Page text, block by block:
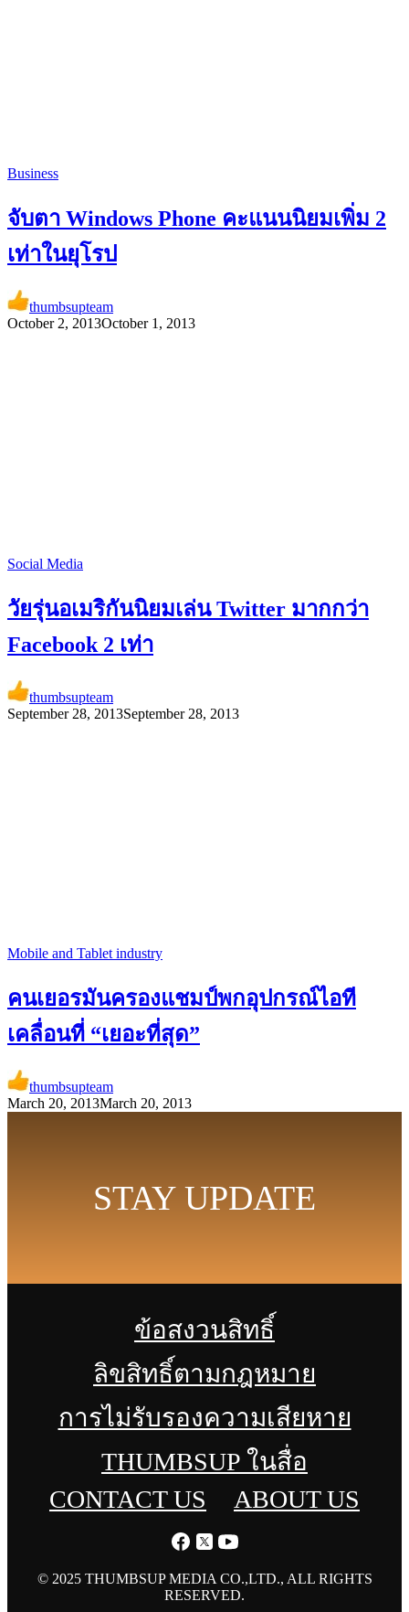
Business
จับตา Windows Phone คะแนนนิยมเพิ่ม 2
เท่าในยุโรป
thumbsupteam
October 2, 2013October 1, 2013
Social Media
วัยรุ่นอเมริกันนิยมเล่น Twitter มากกว่า
Facebook 2 เท่า
thumbsupteam
September 28, 2013September 28, 2013
Mobile and Tablet industry
คนเยอรมันครองแชมป์พกอุปกรณ์ไอที
เคลื่อนที่ “เยอะที่สุด”
thumbsupteam
March 20, 2013March 20, 2013
STAY UPDATE
ข้อสงวนสิทธิ์
ลิขสิทธิ์ตามกฎหมาย
การไม่รับรองความเสียหาย
THUMBSUP ในสื่อ
CONTACT US
ABOUT US
© 2025 THUMBSUP MEDIA CO.,LTD., ALL RIGHTS
RESERVED.